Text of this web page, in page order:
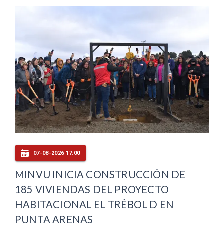
07-08-2026 17:00
MINVU INICIA CONSTRUCCIÓN DE
185 VIVIENDAS DEL PROYECTO
HABITACIONAL EL TRÉBOL D EN
PUNTA ARENAS